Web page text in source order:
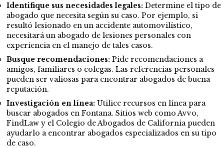
Identifique sus necesidades legales: Determine el tipo de
abogado que necesita según su caso. Por ejemplo, si
resultó lesionado en un accidente automovilístico,
necesitará un abogado de lesiones personales con
experiencia en el manejo de tales casos.
Busque recomendaciones: Pide recomendaciones a
amigos, familiares o colegas. Las referencias personales
pueden ser valiosas para encontrar abogados de buena
reputación.
Investigación en línea: Utilice recursos en línea para
buscar abogados en Fontana. Sitios web como Avvo,
FindLaw y el Colegio de Abogados de California pueden
ayudarlo a encontrar abogados especializados en su tipo
de caso.